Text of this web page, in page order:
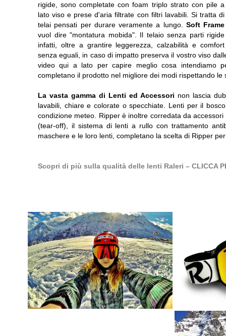
rigide, sono completate con foam triplo strato con pile a
lato viso e prese d'aria filtrate con filtri lavabili. Si tratta di
telai pensati per durare veramente a lungo. Soft Frame
vuol dire "montatura mobida". Il telaio senza parti rigide
infatti, oltre a grantire leggerezza, calzabilità e comfort
senza eguali, in caso di impatto preserva il vostro viso
video qui a lato per capire meglio cosa intendiamo
completano il prodotto nel migliore dei modi rispettando
La vasta gamma di Lenti ed Accessori non lascia
lavabili, chiare e colorate o specchiate. Lenti per il
condizione meteo. Ripper è inoltre corredata da
(tear-off), il sistema di lenti a rullo con trattamento
maschere e le loro lenti, completano la scelta di Ripper
Scopri di più sulla qualità delle lenti Raleri – CLICCA